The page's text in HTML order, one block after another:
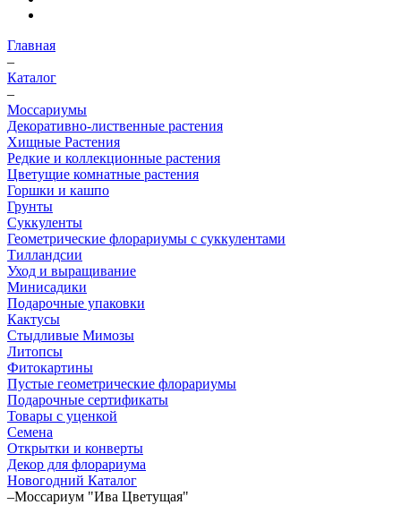
Главная
–
Каталог
–
Моссариумы
Декоративно-лиственные растения
Хищные Растения
Редкие и коллекционные растения
Цветущие комнатные растения
Горшки и кашпо
Грунты
Суккуленты
Геометрические флорариумы с суккулентами
Тилландсии
Уход и выращивание
Минисадики
Подарочные упаковки
Кактусы
Стыдливые Мимозы
Литопсы
Фитокартины
Пустые геометрические флорариумы
Подарочные сертификаты
Товары с уценкой
Семена
Открытки и конверты
Декор для флорариума
Новогодний Каталог
–Моссариум "Ива Цветущая"